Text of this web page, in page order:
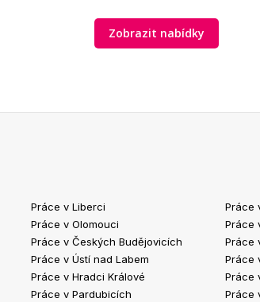
Zobrazit nabídky
Práce v Liberci
Práce v Olomouci
Práce v Českých Budějovicích
Práce v Ústí nad Labem
Práce v Hradci Králové
Práce v Pardubicích
Práce
Práce
Práce
Práce
Práce
Práce